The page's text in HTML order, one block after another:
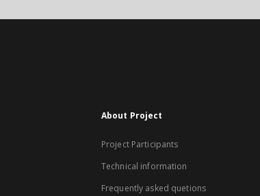
About Project
Project Participants
Technical information
Frequently asked quetions